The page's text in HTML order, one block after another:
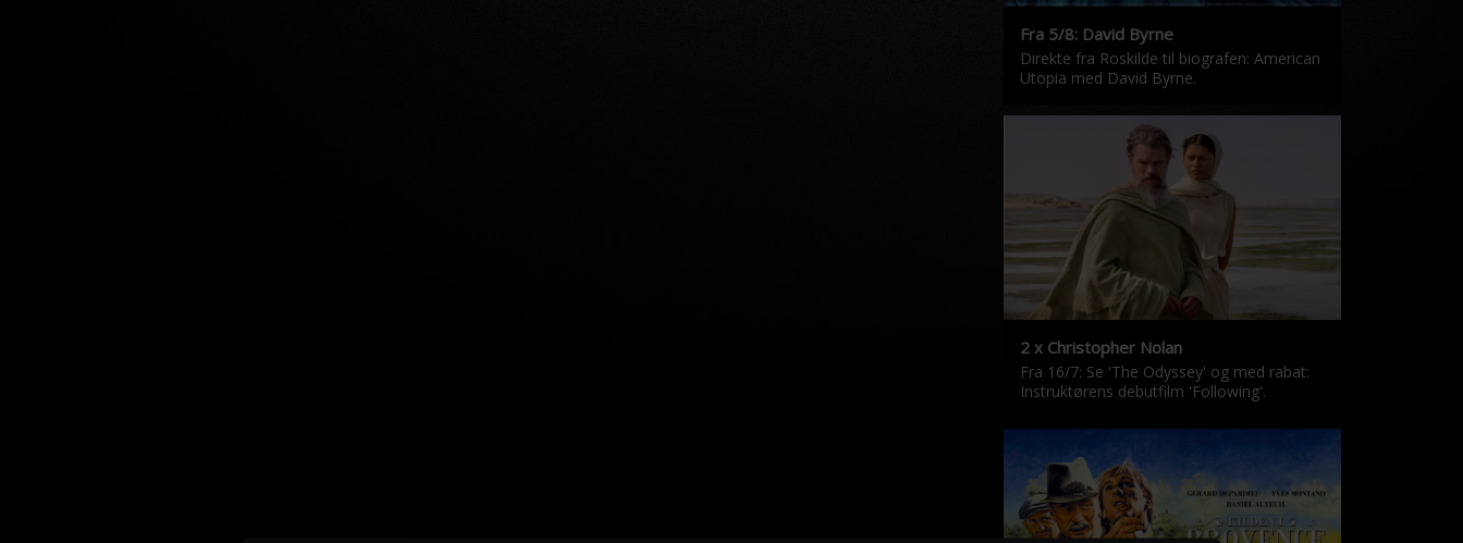
Fra 5/8: David Byrne
Direkte fra Roskilde til biografen: American
Utopia med David Byrne.
2 x Christopher Nolan
Fra 16/7: Se 'The Odyssey' og med rabat:
Instruktørens debutfilm 'Following'.